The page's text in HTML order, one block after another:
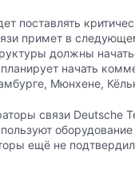
поставлять
примет в
должны
начать
Мюнхене,
связи Deutsche
ещё не